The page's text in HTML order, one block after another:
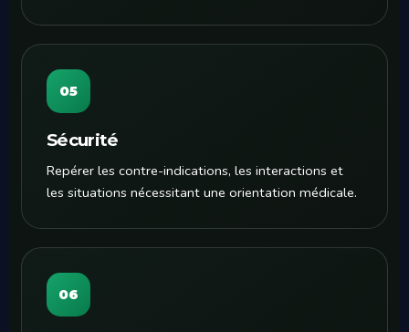
05
Sécurité
Repérer les contre-indications, les interactions et
les situations nécessitant une orientation médicale.
06